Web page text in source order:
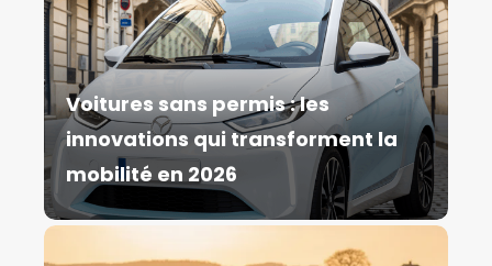
Voitures sans permis : les
innovations qui transforment la
mobilité en 2026